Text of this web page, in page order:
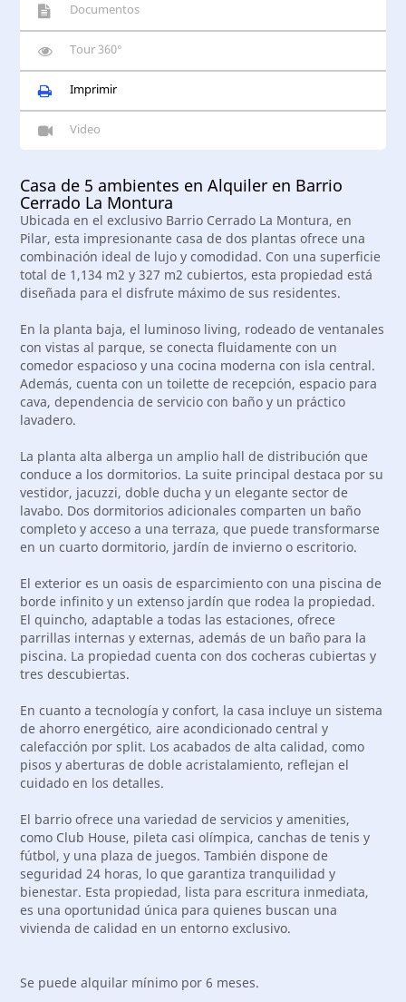
Documentos
Tour 360°
Imprimir
Video
Casa de 5 ambientes en Alquiler en Barrio
Cerrado La Montura
Ubicada en el exclusivo Barrio Cerrado La Montura, en
Pilar, esta impresionante casa de dos plantas ofrece una
combinación ideal de lujo y comodidad. Con una superficie
total de 1,134 m2 y 327 m2 cubiertos, esta propiedad está
diseñada para el disfrute máximo de sus residentes.
En la planta baja, el luminoso living, rodeado de ventanales
con vistas al parque, se conecta fluidamente con un
comedor espacioso y una cocina moderna con isla central.
Además, cuenta con un toilette de recepción, espacio para
cava, dependencia de servicio con baño y un práctico
lavadero.
La planta alta alberga un amplio hall de distribución que
conduce a los dormitorios. La suite principal destaca por su
vestidor, jacuzzi, doble ducha y un elegante sector de
lavabo. Dos dormitorios adicionales comparten un baño
completo y acceso a una terraza, que puede transformarse
en un cuarto dormitorio, jardín de invierno o escritorio.
El exterior es un oasis de esparcimiento con una piscina de
borde infinito y un extenso jardín que rodea la propiedad.
El quincho, adaptable a todas las estaciones, ofrece
parrillas internas y externas, además de un baño para la
piscina. La propiedad cuenta con dos cocheras cubiertas y
tres descubiertas.
En cuanto a tecnología y confort, la casa incluye un sistema
de ahorro energético, aire acondicionado central y
calefacción por split. Los acabados de alta calidad, como
pisos y aberturas de doble acristalamiento, reflejan el
cuidado en los detalles.
El barrio ofrece una variedad de servicios y amenities,
como Club House, pileta casi olímpica, canchas de tenis y
fútbol, y una plaza de juegos. También dispone de
seguridad 24 horas, lo que garantiza tranquilidad y
bienestar. Esta propiedad, lista para escritura inmediata,
es una oportunidad única para quienes buscan una
vivienda de calidad en un entorno exclusivo.
Se puede alquilar mínimo por 6 meses.